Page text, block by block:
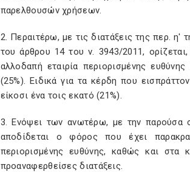
παρελθουσών χρήσεων.
2. Περαιτέρω, με τις διατάξεις της περ. η'
του άρθρου 14 του ν. 3943/2011,
αλλοδαπή εταιρία περιορισμένης
(25%). Ειδικά για τα κέρδη που
είκοσι ένα τοις εκατό (21%).
3. Ενόψει των ανωτέρω, με την παρούσα
αποδίδεται ο φόρος που έχει
περιορισμένης ευθύνης, καθώς και στα
προαναφερθείσες διατάξεις.